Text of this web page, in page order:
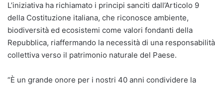
L’iniziativa ha richiamato i principi sanciti dall’Articolo 9
della Costituzione italiana, che riconosce ambiente,
biodiversità ed ecosistemi come valori fondanti della
Repubblica, riaffermando la necessità di una responsabilità
collettiva verso il patrimonio naturale del Paese.
“È un grande onore per i nostri 40 anni condividere la